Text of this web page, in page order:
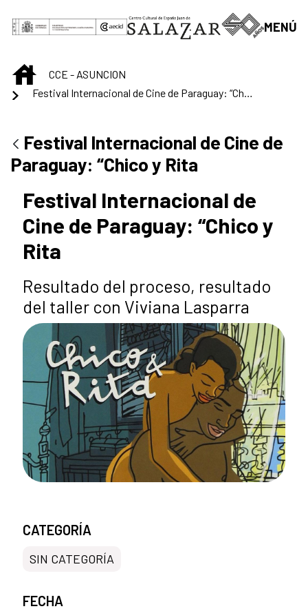
MENÚ
INICIOCCE - ASUNCION
Festival Internacional de Cine de
Paraguay: “Chico y Rita
Festival Internacional de
Cine de Paraguay: “Chico y
Rita
Resultado del proceso, resultado
del taller con Viviana Lasparra
CATEGORÍA
SIN CATEGORÍA
FECHA